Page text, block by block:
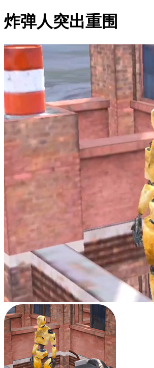
炸弹人突出重围